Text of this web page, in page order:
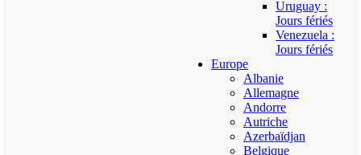
Uruguay :
Jours fériés
Venezuela :
Jours fériés
Europe
Albanie
Allemagne
Andorre
Autriche
Azerbaïdjan
Belgique